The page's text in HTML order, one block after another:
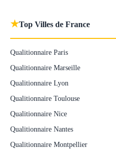
★Top Villes de France
Qualitionnaire Paris
Qualitionnaire Marseille
Qualitionnaire Lyon
Qualitionnaire Toulouse
Qualitionnaire Nice
Qualitionnaire Nantes
Qualitionnaire Montpellier